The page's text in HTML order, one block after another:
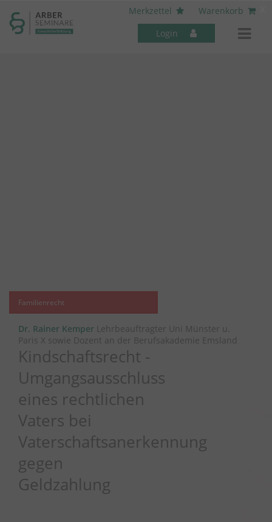
Merkzettel
Warenkorb
Login
Familienrecht
Dr. Rainer Kemper Lehrbeauftragter Uni Münster u.
Paris X sowie Dozent an der Berufsakademie Emsland
Kindschaftsrecht -
Umgangsausschluss
eines rechtlichen
Vaters bei
Vaterschaftsanerkennung
gegen
Geldzahlung